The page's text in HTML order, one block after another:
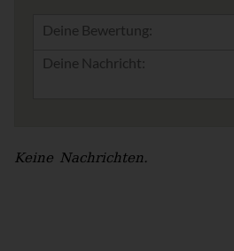
Deine Bewertung:
Keine Nachrichten.